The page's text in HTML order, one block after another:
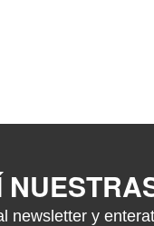
newsletter y